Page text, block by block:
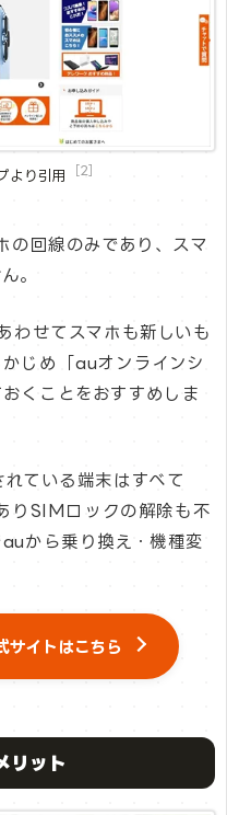
より引用 ［2］
回線のみであり、スマ
。
わせてスマホも新しいも
じめ「auオンラインシ
くことをおすすめしま
ている端末はすべて
りSIMロックの解除も不
から乗り換え・機種変
サイトはこちら
リット